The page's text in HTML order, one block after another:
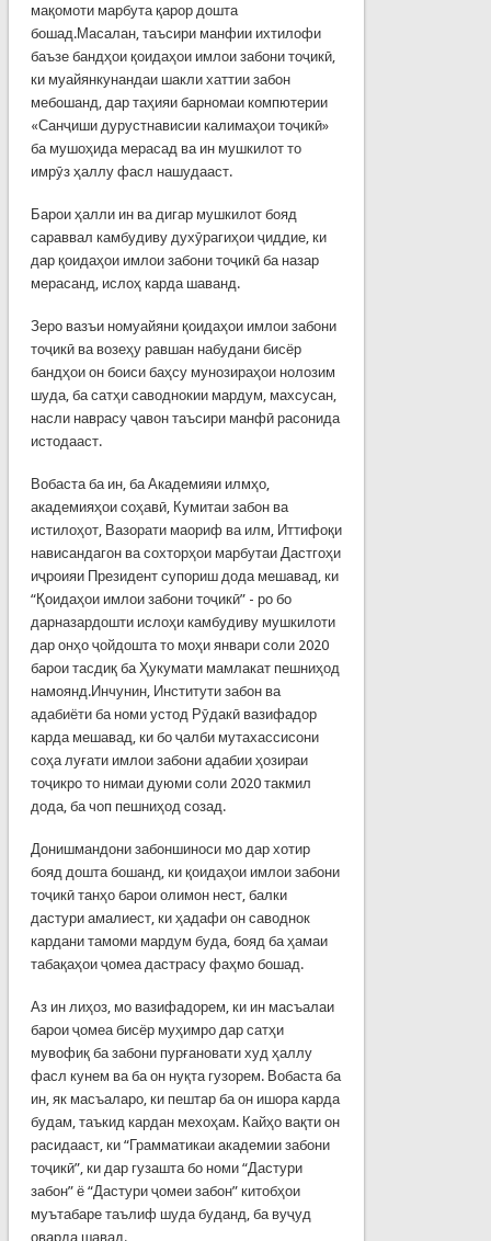
мақомоти марбута қарор дошта
бошад.Масалан, таъсири манфии ихтилофи
баъзе бандҳои қоидаҳои имлои забони тоҷикӣ,
ки муайянкунандаи шакли хаттии забон
мебошанд, дар таҳияи барномаи компютерии
«Санҷиши дурустнависии калимаҳои тоҷикӣ»
ба мушоҳида мерасад ва ин мушкилот то
имрӯз ҳаллу фасл нашудааст.
Барои ҳалли ин ва дигар мушкилот бояд
сараввал камбудиву духӯрагиҳои ҷиддие, ки
дар қоидаҳои имлои забони тоҷикӣ ба назар
мерасанд, ислоҳ карда шаванд.
Зеро вазъи номуайяни қоидаҳои имлои забони
тоҷикӣ ва возеҳу равшан набудани бисёр
бандҳои он боиси баҳсу мунозираҳои нолозим
шуда, ба сатҳи саводнокии мардум, махсусан,
насли наврасу ҷавон таъсири манфӣ расонида
истодааст.
Вобаста ба ин, ба Академияи илмҳо,
академияҳои соҳавӣ, Кумитаи забон ва
истилоҳот, Вазорати маориф ва илм, Иттифоқи
нависандагон ва сохторҳои марбутаи Дастгоҳи
иҷроияи Президент супориш дода мешавад, ки
“Қоидаҳои имлои забони тоҷикӣ” - ро бо
дарназардошти ислоҳи камбудиву мушкилоти
дар онҳо ҷойдошта то моҳи январи соли 2020
барои тасдиқ ба Ҳукумати мамлакат пешниҳод
намоянд.Инчунин, Институти забон ва
адабиёти ба номи устод Рӯдакӣ вазифадор
карда мешавад, ки бо ҷалби мутахассисони
соҳа луғати имлои забони адабии ҳозираи
тоҷикро то нимаи дуюми соли 2020 такмил
дода, ба чоп пешниҳод созад.
Донишмандони забоншиноси мо дар хотир
бояд дошта бошанд, ки қоидаҳои имлои забони
тоҷикӣ танҳо барои олимон нест, балки
дастури амалиест, ки ҳадафи он саводнок
кардани тамоми мардум буда, бояд ба ҳамаи
табақаҳои ҷомеа дастрасу фаҳмо бошад.
Аз ин лиҳоз, мо вазифадорем, ки ин масъалаи
барои ҷомеа бисёр муҳимро дар сатҳи
мувофиқ ба забони пурғановати худ ҳаллу
фасл кунем ва ба он нуқта гузорем. Вобаста ба
ин, як масъаларо, ки пештар ба он ишора карда
будам, таъкид кардан мехоҳам. Кайҳо вақти он
расидааст, ки “Грамматикаи академии забони
тоҷикӣ”, ки дар гузашта бо номи “Дастури
забон” ё “Дастури ҷомеи забон” китобҳои
муътабаре таълиф шуда буданд, ба вуҷуд
оварда шавад.